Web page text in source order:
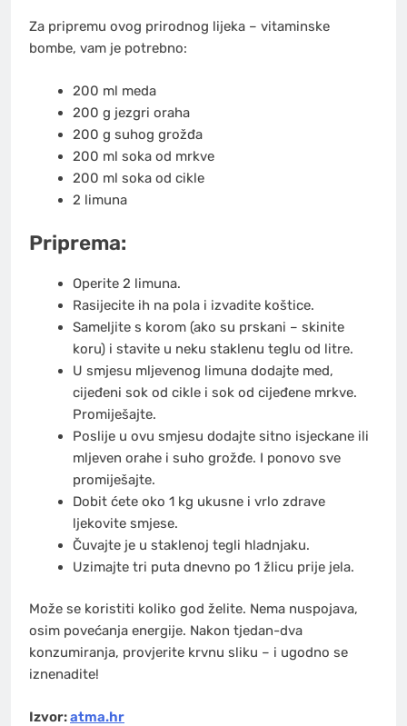
Za pripremu ovog prirodnog lijeka – vitaminske
bombe, vam je potrebno:
200 ml meda
200 g jezgri oraha
200 g suhog grožđa
200 ml soka od mrkve
200 ml soka od cikle
2 limuna
Priprema:
Operite 2 limuna.
Rasijecite ih na pola i izvadite koštice.
Sameljite s korom (ako su prskani – skinite
koru) i stavite u neku staklenu teglu od litre.
U smjesu mljevenog limuna dodajte med,
cijeđeni sok od cikle i sok od cijeđene mrkve.
Promiješajte.
Poslije u ovu smjesu dodajte sitno isjeckane ili
mljeven orahe i suho grožđe. I ponovo sve
promiješajte.
Dobit ćete oko 1 kg ukusne i vrlo zdrave
ljekovite smjese.
Čuvajte je u staklenoj tegli hladnjaku.
Uzimajte tri puta dnevno po 1 žlicu prije jela.
Može se koristiti koliko god želite. Nema nuspojava,
osim povećanja energije. Nakon tjedan-dva
konzumiranja, provjerite krvnu sliku – i ugodno se
iznenadite!
Izvor:atma.hr